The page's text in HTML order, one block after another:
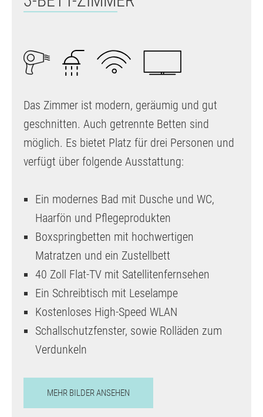
Das Zimmer ist modern, geräumig und gut
geschnitten. Auch getrennte Betten sind
möglich. Es bietet Platz für drei Personen und
verfügt über folgende Ausstattung:
Ein modernes Bad mit Dusche und WC,
Haarfön und Pflegeprodukten
Boxspringbetten mit hochwertigen
Matratzen und ein Zustellbett
40 Zoll Flat-TV mit Satellitenfernsehen
Ein Schreibtisch mit Leselampe
Kostenloses High-Speed WLAN
Schallschutzfenster, sowie Rolläden zum
Verdunkeln
MEHR BILDER ANSEHEN